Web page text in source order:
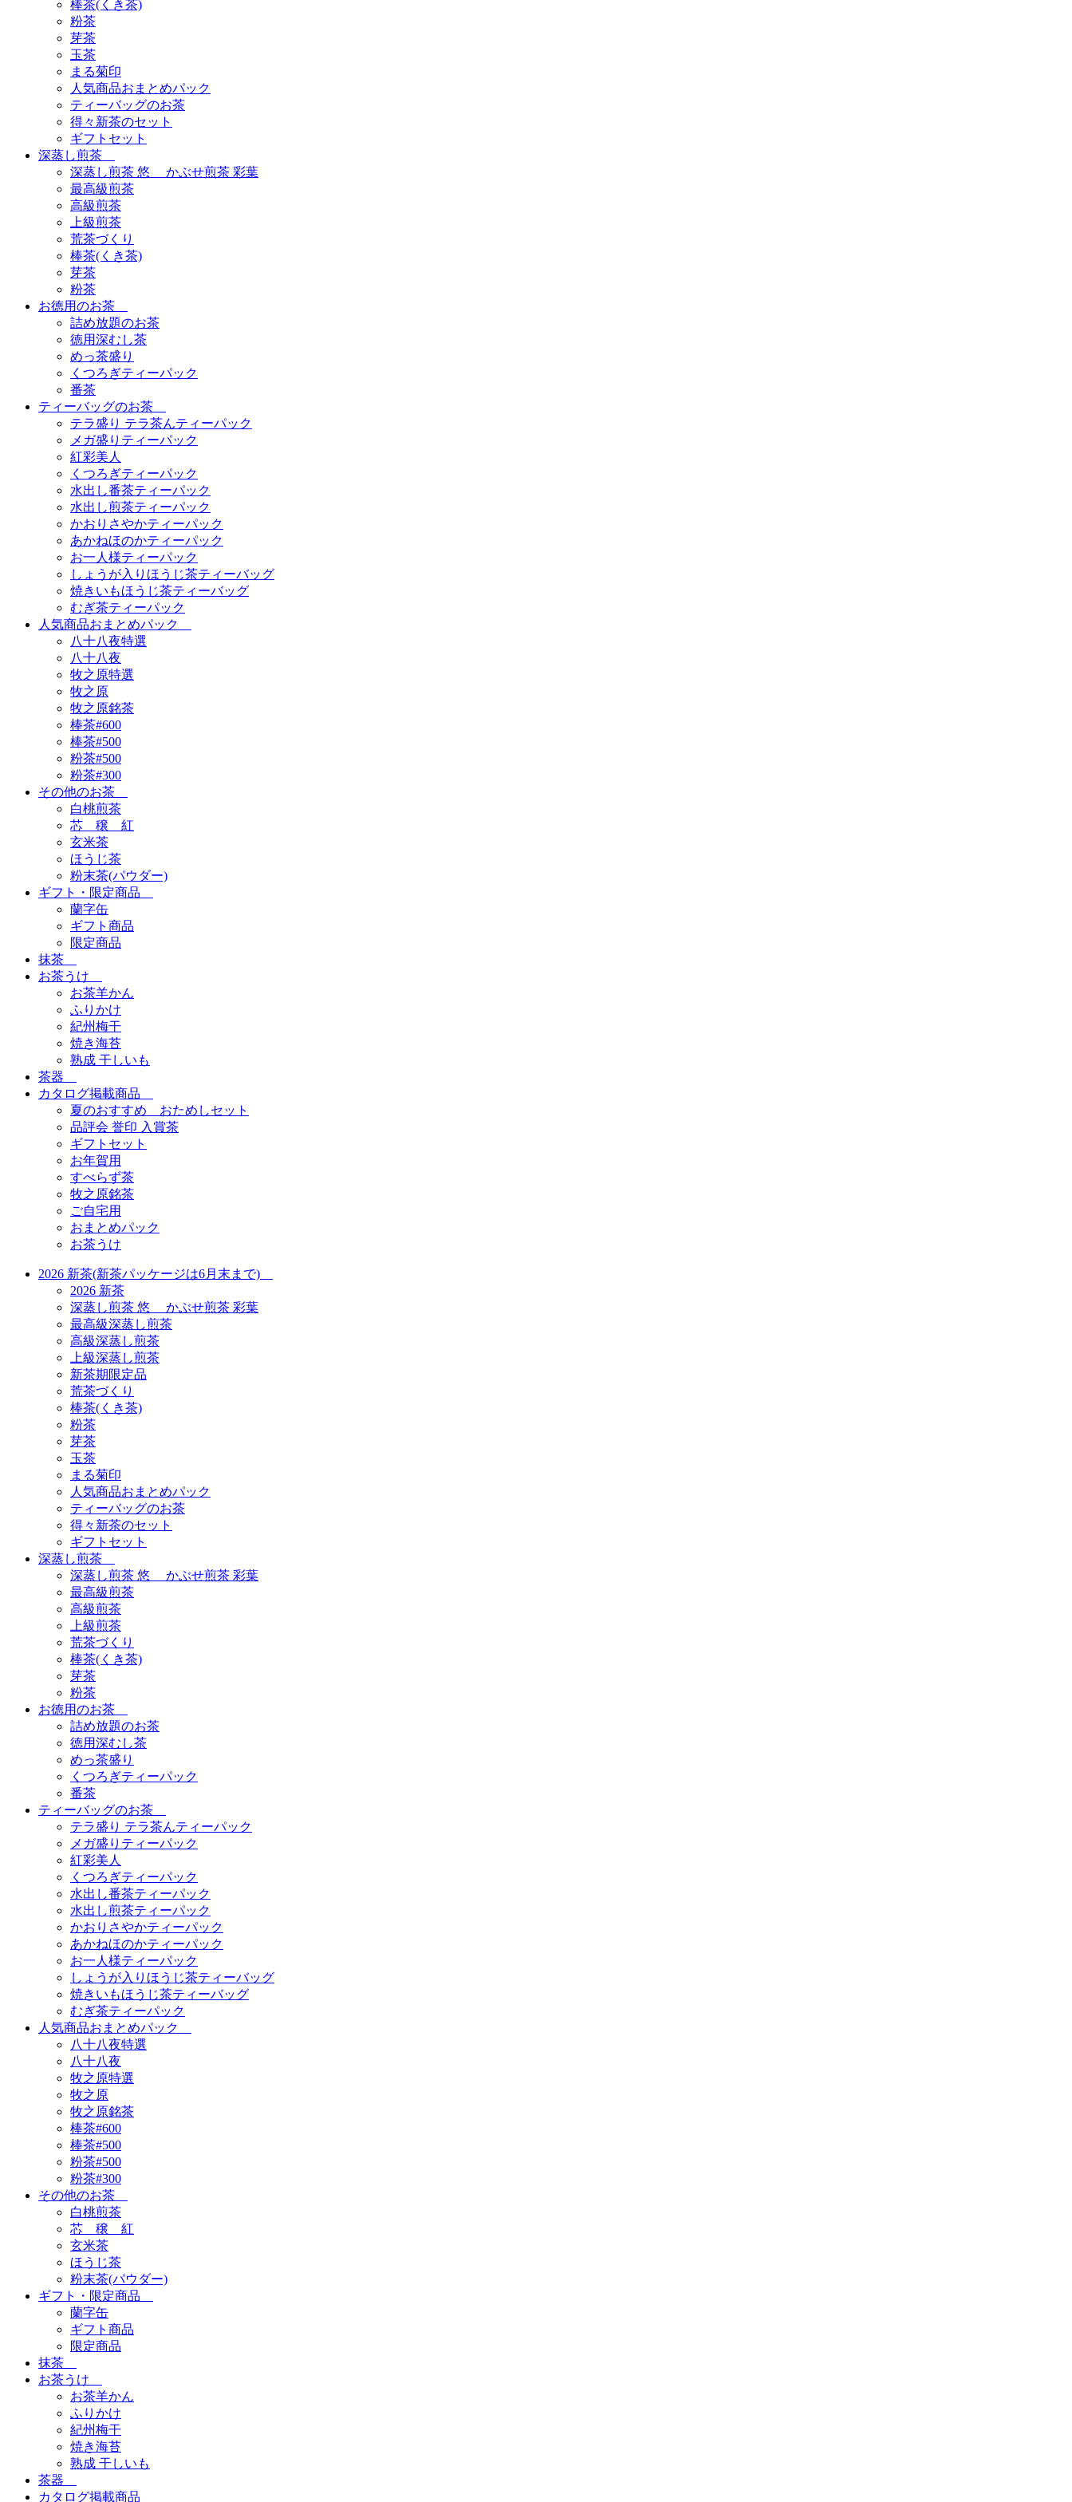
棒茶(くき茶)
粉茶
芽茶
玉茶
まる菊印
人気商品おまとめパック
ティーバッグのお茶
得々新茶のセット
ギフトセット
深蒸し煎茶
深蒸し煎茶 悠 かぶせ煎茶 彩葉
最高級煎茶
高級煎茶
上級煎茶
荒茶づくり
棒茶(くき茶)
芽茶
粉茶
お徳用のお茶
詰め放題のお茶
徳用深むし茶
めっ茶盛り
くつろぎティーパック
番茶
ティーバッグのお茶
テラ盛り テラ茶んティーパック
メガ盛りティーパック
紅彩美人
くつろぎティーパック
水出し番茶ティーパック
水出し煎茶ティーパック
かおりさやかティーパック
あかねほのかティーパック
お一人様ティーパック
しょうが入りほうじ茶ティーバッグ
焼きいもほうじ茶ティーバッグ
むぎ茶ティーパック
人気商品おまとめパック
八十八夜特選
八十八夜
牧之原特選
牧之原
牧之原銘茶
棒茶#600
棒茶#500
粉茶#500
粉茶#300
その他のお茶
白桃煎茶
芯 穣 紅
玄米茶
ほうじ茶
粉末茶(パウダー)
ギフト・限定商品
蘭字缶
ギフト商品
限定商品
抹茶
お茶うけ
お茶羊かん
ふりかけ
紀州梅干
焼き海苔
熟成 干しいも
茶器
カタログ掲載商品
夏のおすすめ おためしセット
品評会 誉印 入賞茶
ギフトセット
お年賀用
すべらず茶
牧之原銘茶
ご自宅用
おまとめパック
お茶うけ
2026 新茶(新茶パッケージは6月末まで)
2026 新茶
深蒸し煎茶 悠 かぶせ煎茶 彩葉
最高級深蒸し煎茶
高級深蒸し煎茶
上級深蒸し煎茶
新茶期限定品
荒茶づくり
棒茶(くき茶)
粉茶
芽茶
玉茶
まる菊印
人気商品おまとめパック
ティーバッグのお茶
得々新茶のセット
ギフトセット
深蒸し煎茶
深蒸し煎茶 悠 かぶせ煎茶 彩葉
最高級煎茶
高級煎茶
上級煎茶
荒茶づくり
棒茶(くき茶)
芽茶
粉茶
お徳用のお茶
詰め放題のお茶
徳用深むし茶
めっ茶盛り
くつろぎティーパック
番茶
ティーバッグのお茶
テラ盛り テラ茶んティーパック
メガ盛りティーパック
紅彩美人
くつろぎティーパック
水出し番茶ティーパック
水出し煎茶ティーパック
かおりさやかティーパック
あかねほのかティーパック
お一人様ティーパック
しょうが入りほうじ茶ティーバッグ
焼きいもほうじ茶ティーバッグ
むぎ茶ティーパック
人気商品おまとめパック
八十八夜特選
八十八夜
牧之原特選
牧之原
牧之原銘茶
棒茶#600
棒茶#500
粉茶#500
粉茶#300
その他のお茶
白桃煎茶
芯 穣 紅
玄米茶
ほうじ茶
粉末茶(パウダー)
ギフト・限定商品
蘭字缶
ギフト商品
限定商品
抹茶
お茶うけ
お茶羊かん
ふりかけ
紀州梅干
焼き海苔
熟成 干しいも
茶器
カタログ掲載商品